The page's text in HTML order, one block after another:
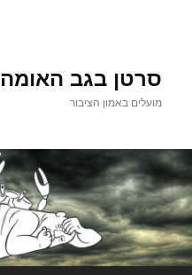
סרטן בגב האומה
מועלים באמון הציבור